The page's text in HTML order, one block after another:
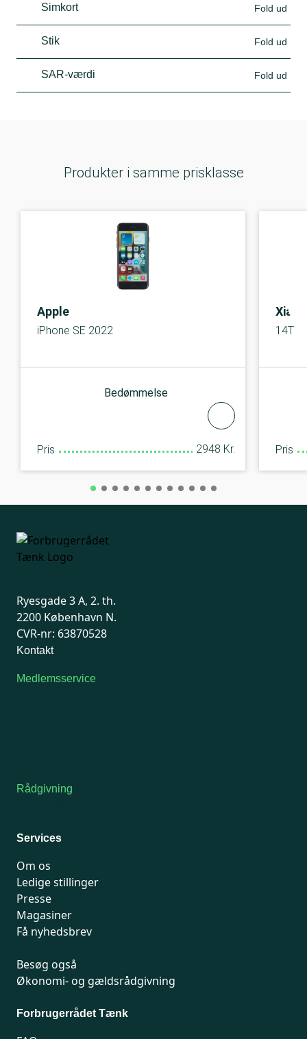
Simkort Fold ud
Stik Fold ud
SAR-værdi Fold ud
Produkter i samme prisklasse
Apple
iPhone SE 2022
Bedømmelse
Pris 2948 Kr.
14T
Pris
Ryesgade 3 A, 2. th.
2200 København N.
CVR-nr: 63870528
Kontakt
Medlemsservice
Rådgivning
Services
Om os
Ledige stillinger
Presse
Magasiner
Få nyhedsbrev
Besøg også
Økonomi- og gældsrådgivning
Forbrugerrådet Tænk